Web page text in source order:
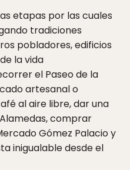
etapas por las cuales
tradiciones
pobladores, edificios
la vida
el Paseo de la
artesanal o
al aire libre, dar una
comprar
Gómez Palacio y
inigualable desde el